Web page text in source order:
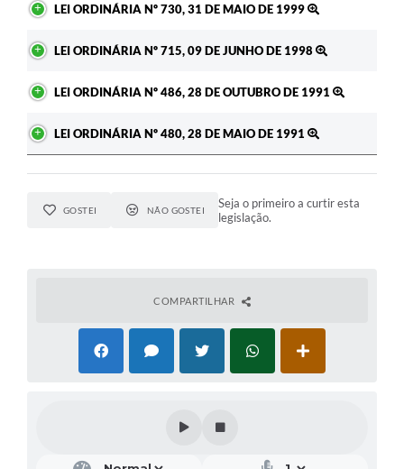
LEI ORDINÁRIA Nº 730, 31 DE MAIO DE 1999
LEI ORDINÁRIA Nº 715, 09 DE JUNHO DE 1998
LEI ORDINÁRIA Nº 486, 28 DE OUTUBRO DE 1991
LEI ORDINÁRIA Nº 480, 28 DE MAIO DE 1991
GOSTEI NÃO GOSTEI
Seja o primeiro a curtir esta
legislação.
COMPARTILHAR